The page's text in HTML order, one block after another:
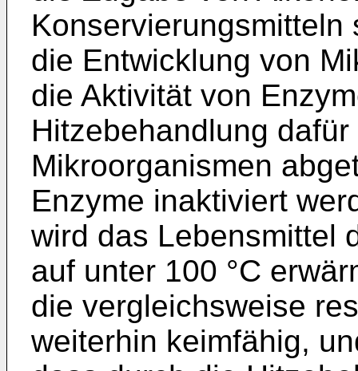
die Entwicklung von
die Aktivität von
Hitzebehandlung
Mikroorganismen
Enzyme inaktiviert
wird das Lebensmittel
auf unter 100 °C
die vergleichsweise
weiterhin keimfähig,